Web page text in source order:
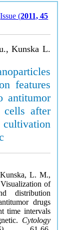
Issue (2011, 45
Kunska L.
features
antitumor
cells after
L. M.,
of
distribution
drugs
time intervals
Cytology